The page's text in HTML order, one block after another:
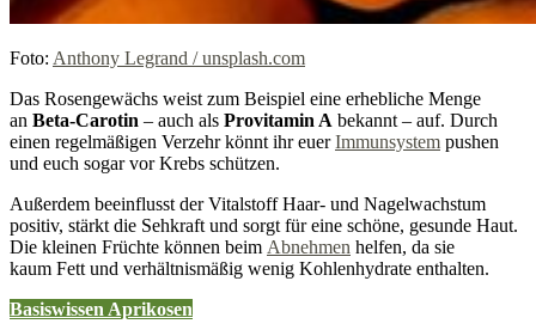
Foto: Anthony Legrand / unsplash.com
Das Rosengewächs weist zum Beispiel eine erhebliche Menge
an Beta-Carotin – auch als Provitamin A bekannt – auf. Durch
einen regelmäßigen Verzehr könnt ihr euerImmunsystem pushen
und euch sogar vor Krebs schützen.
Außerdem beeinflusst der Vitalstoff Haar- und Nagelwachstum
positiv, stärkt die Sehkraft und sorgt für eine schöne, gesunde Haut.
Die kleinen Früchte können beim Abnehmen helfen, da sie
kaum Fett und verhältnismäßig wenig Kohlenhydrate enthalten.
Basiswissen Aprikosen